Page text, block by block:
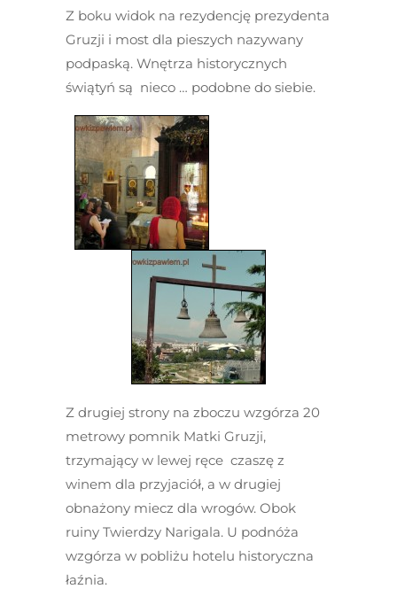
Z boku widok na rezydencję prezydenta
Gruzji i most dla pieszych nazywany
podpaską. Wnętrza historycznych
świątyń są nieco … podobne do siebie.
Z drugiej strony na zboczu wzgórza 20
metrowy pomnik Matki Gruzji,
trzymający w lewej ręce czaszę z
winem dla przyjaciół, a w drugiej
obnażony miecz dla wrogów. Obok
ruiny Twierdzy Narigala. U podnóża
wzgórza w pobliżu hotelu historyczna
łaźnia.